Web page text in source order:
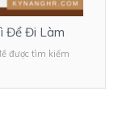
Để Đi Làm
được tìm kiếm